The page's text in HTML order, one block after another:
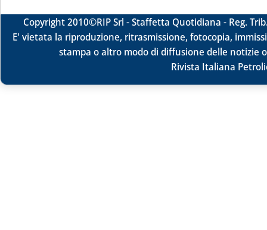
Copyright 2010©RIP Srl -Staffetta Quotidiana - Reg.
E' vietata la riproduzione, ritrasmissione, fotocopia,
stampa o altro modo di diffusione delle notizie
Rivista Italiana